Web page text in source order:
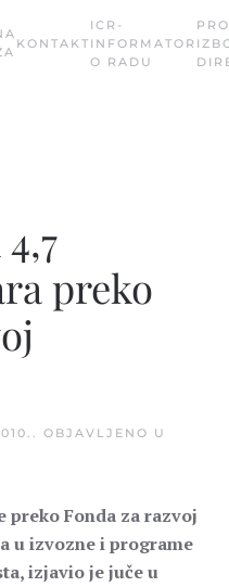
KONTAKT
ICR-
INFORMATOR
O RADU
preko
. OBJAVLJENO U
preko Fonda za razvoj
u izvozne i programe
izjavio je juče u